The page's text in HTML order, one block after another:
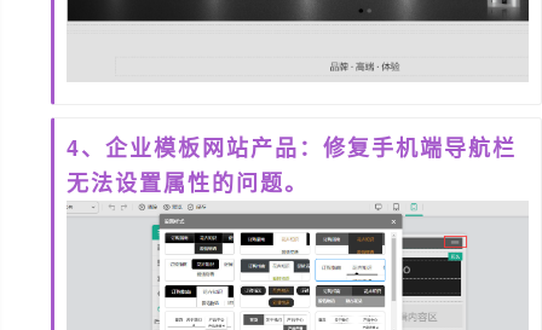
4、企业模板网站产品：修复手机端导航栏
无法设置属性的问题。